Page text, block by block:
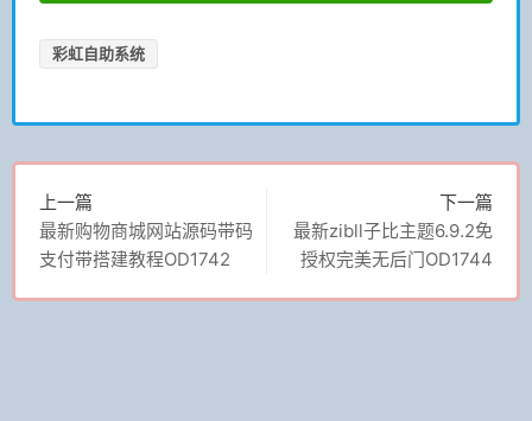
彩虹自助系统
上一篇
最新购物商城网站源码带码
支付带搭建教程OD1742
下一篇
最新zibll子比主题6.9.2免
授权完美无后门OD1744